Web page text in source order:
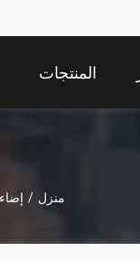
المنتجات
منزل /